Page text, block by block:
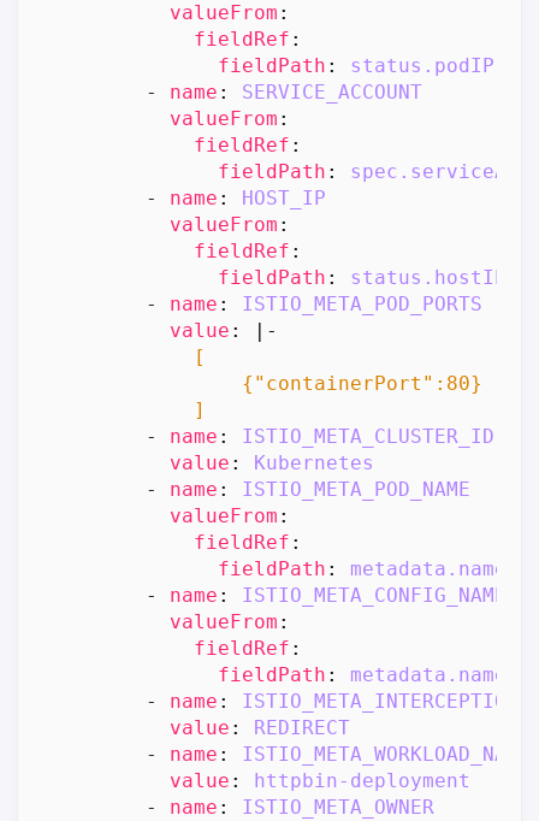
valueFrom :
fieldRef :
fieldPath :
status.podIP
- name :
SERVICE_ACCOUNT
valueFrom :
fieldRef :
fieldPath :
- name :
HOST_IP
valueFrom :
fieldRef :
fieldPath :
status.hostIP
- name :
ISTIO_META_POD_PORTS
value :
|-
            ]
- name :
ISTIO_META_CLUSTER_ID
value :
Kubernetes
- name :
ISTIO_META_POD_NAME
valueFrom :
fieldRef :
fieldPath :
metadata.name
- name :
valueFrom :
fieldRef :
fieldPath :
- name :
value :
REDIRECT
- name :
ISTIO_META_WORKLOAD_NAME
value :
httpbin-deployment
- name :
ISTIO_META_OWNER